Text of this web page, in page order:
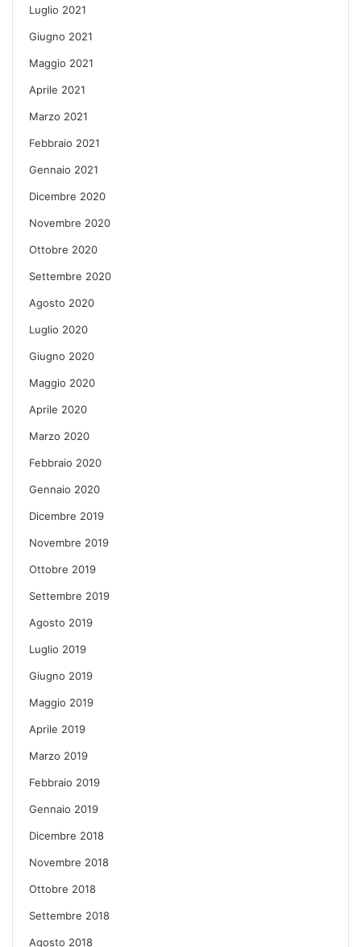
Luglio 2021
Giugno 2021
Maggio 2021
Aprile 2021
Marzo 2021
Febbraio 2021
Gennaio 2021
Dicembre 2020
Novembre 2020
Ottobre 2020
Settembre 2020
Agosto 2020
Luglio 2020
Giugno 2020
Maggio 2020
Aprile 2020
Marzo 2020
Febbraio 2020
Gennaio 2020
Dicembre 2019
Novembre 2019
Ottobre 2019
Settembre 2019
Agosto 2019
Luglio 2019
Giugno 2019
Maggio 2019
Aprile 2019
Marzo 2019
Febbraio 2019
Gennaio 2019
Dicembre 2018
Novembre 2018
Ottobre 2018
Settembre 2018
Agosto 2018